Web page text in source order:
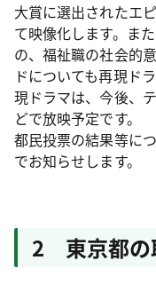
大賞に選出されたエ
て映像化します。ま
の、福祉職の社会的
ドについても再現ド
現ドラマは、今後、
どで放映予定です。
都民投票の結果等に
でお知らせします。
2 東京都の